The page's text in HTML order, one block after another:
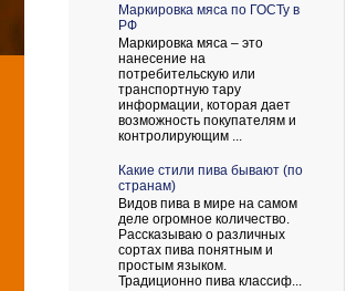
Маркировка мяса по ГОСТу в
РФ
Маркировка мяса – это
нанесение на
потребительскую или
транспортную тару
информации, которая дает
возможность покупателям и
контролирующим ...
Какие стили пива бывают (по
странам)
Видов пива в мире на самом
деле огромное количество.
Рассказываю о различных
сортах пива понятным и
простым языком.
Традиционно пива классиф...